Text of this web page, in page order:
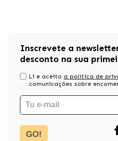
Inscrevete a
desconto na sua
Li e aceito a política de
comunicações sobre
GO!